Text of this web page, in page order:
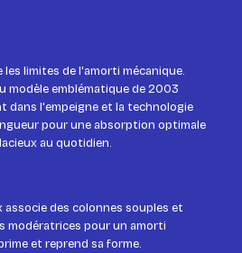
les limites de l'amorti mécanique.
modèle emblématique de 2003
dans l'empeigne et la technologie
pour une absorption optimale
au quotidien.
associe des colonnes souples et
modératrices pour un amorti
et reprend sa forme.